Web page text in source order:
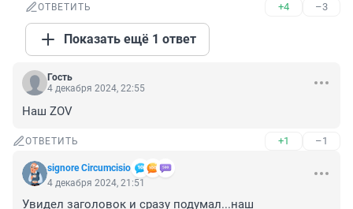
ОТВЕТИТЬ +4 –3
Показать ещё 1 ответ
Гость
4 декабря 2024, 22:55
Наш ZOV
ОТВЕТИТЬ +1 –1
signore Сircumcisio
4 декабря 2024, 21:51
Увидел заголовок и сразу подумал...наш